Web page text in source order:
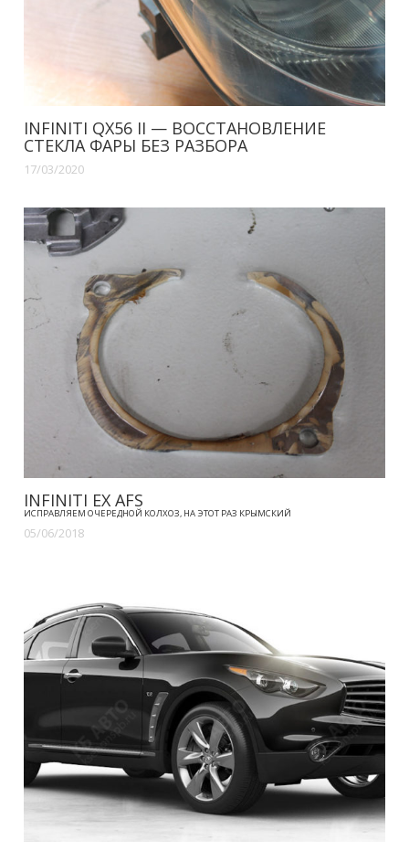
INFINITI QX56 II — ВОССТАНОВЛЕНИЕ
СТЕКЛА ФАРЫ БЕЗ РАЗБОРА
17/03/2020
INFINITI EX AFS
ИСПРАВЛЯЕМ ОЧЕРЕДНОЙ КОЛХОЗ, НА ЭТОТ РАЗ КРЫМСКИЙ
05/06/2018